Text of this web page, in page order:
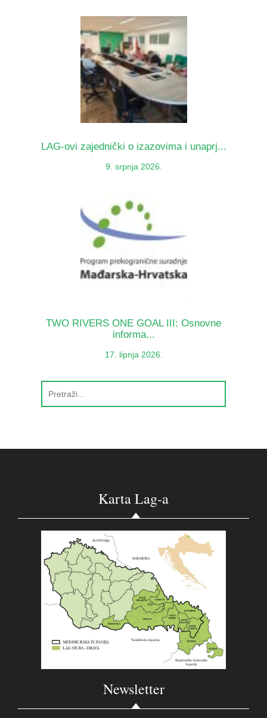
LAG-ovi zajednički o izazovima i unaprj...
9. srpnja 2026.
TWO RIVERS ONE GOAL III: Osnovne
informa...
17. lipnja 2026.
Karta Lag-a
Newsletter